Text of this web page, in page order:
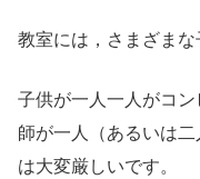
教室には，さまざまな
子供が一人一人がコ
師が一人（あるいは
は大変厳しいです。